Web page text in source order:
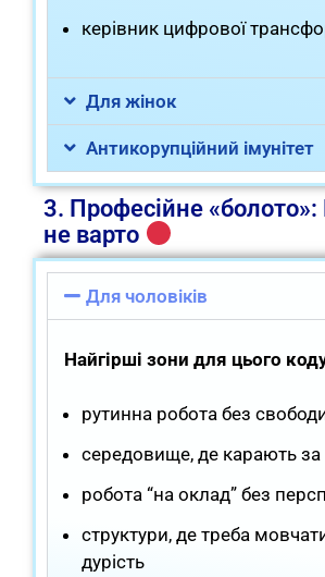
керівник цифрової
Для жінок
Антикорупційний імунітет
3. Професійне
не варто
Для чоловіків
Найгірші зони для цього
рутинна робота без
середовище, де карають за
робота “на оклад” без
структури, де треба мовчати
дурість